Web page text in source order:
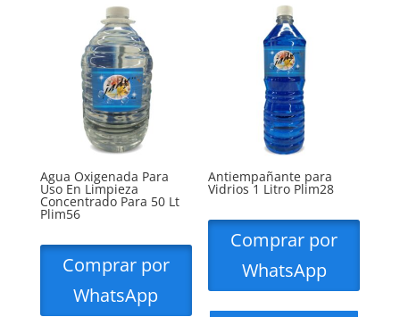
Agua Oxigenada Para
Uso En Limpieza
Concentrado Para 50 Lt
Plim56
Comprar por
WhatsApp
Antiempañante para
Vidrios 1 Litro Plim28
Comprar por
WhatsApp